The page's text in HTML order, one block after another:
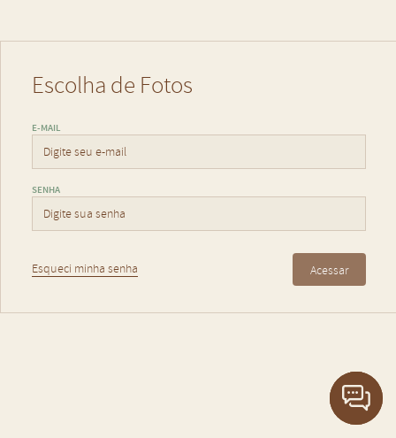
Escolha de Fotos
E-MAIL
SENHA
Esqueci minha senha Acessar